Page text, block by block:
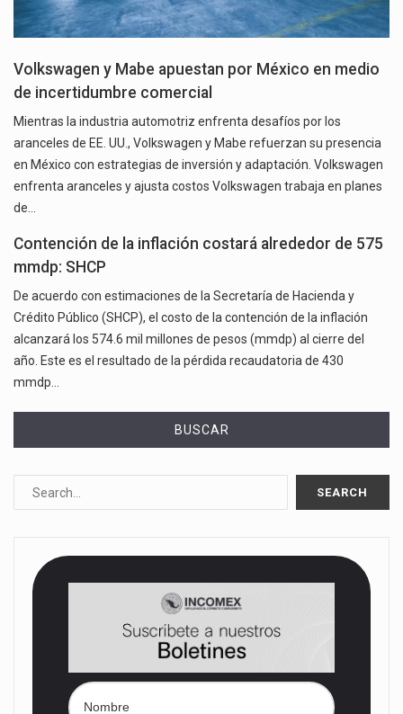
Volkswagen y Mabe apuestan por México en medio
de incertidumbre comercial
Mientras la industria automotriz enfrenta desafíos por los
aranceles de EE. UU., Volkswagen y Mabe refuerzan su presencia
en México con estrategias de inversión y adaptación. Volkswagen
enfrenta aranceles y ajusta costos Volkswagen trabaja en planes
de…
Contención de la inflación costará alrededor de 575
mmdp: SHCP
De acuerdo con estimaciones de la Secretaría de Hacienda y
Crédito Público (SHCP), el costo de la contención de la inflación
alcanzará los 574.6 mil millones de pesos (mmdp) al cierre del
año. Este es el resultado de la pérdida recaudatoria de 430
mmdp…
BUSCAR